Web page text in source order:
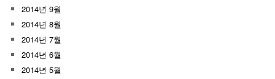
2014년 9월
2014년 8월
2014년 7월
2014년 6월
2014년 5월